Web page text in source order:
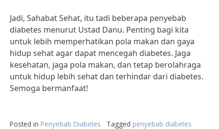
Jadi, Sahabat Sehat, itu tadi beberapa penyebab
diabetes menurut Ustad Danu. Penting bagi kita
untuk lebih memperhatikan pola makan dan gaya
hidup sehat agar dapat mencegah diabetes. Jaga
kesehatan, jaga pola makan, dan tetap berolahraga
untuk hidup lebih sehat dan terhindar dari diabetes.
Semoga bermanfaat!
Posted in Penyebab Diabetes Tagged penyebab diabetes